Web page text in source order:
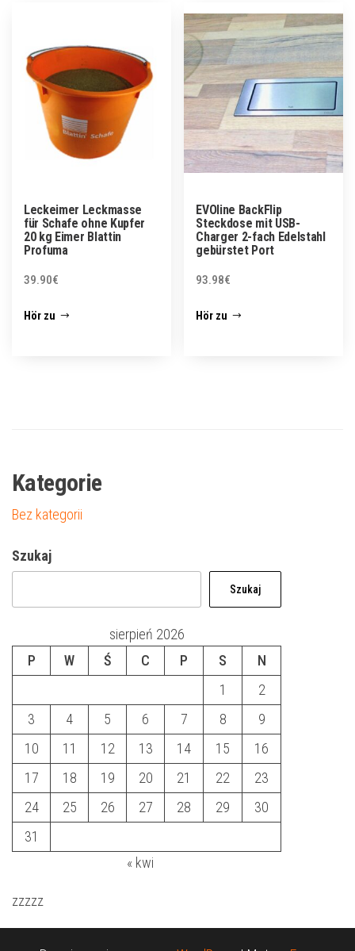
Leckeimer Leckmasse
für Schafe ohne Kupfer
20 kg Eimer Blattin
Profuma
39.90€
Hör zu
EVOline BackFlip
Steckdose mit USB-
Charger 2-fach Edelstahl
gebürstet Port
93.98€
Hör zu
Kategorie
Bez kategorii
Szukaj
Szukaj
sierpień 2026
P
W Ś C P S
N
1
2
3
4 5 6 7 8
9
10
11 12 13 14 15
16
17
18 19 20 21 22
23
24
25 26 27 28 29
30
31
« kwi
zzzzz